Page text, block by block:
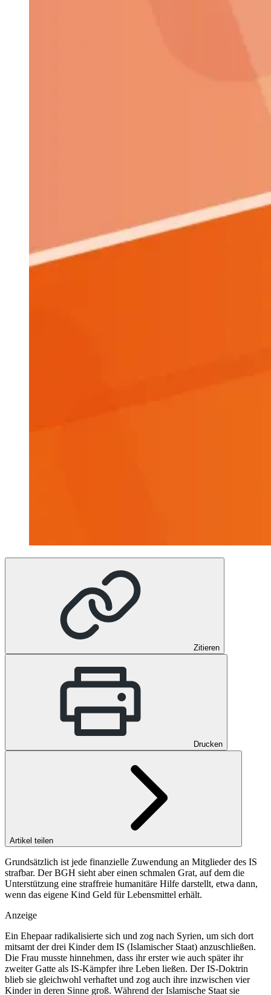
Zitieren
Drucken
Artikel teilen
Grundsätzlich ist jede finanzielle Zuwendung an Mitglieder des IS
strafbar. Der BGH sieht aber einen schmalen Grat, auf dem die
Unterstützung eine straffreie humanitäre Hilfe darstellt, etwa dann,
wenn das eigene Kind Geld für Lebensmittel erhält.
Anzeige
Ein Ehepaar radikalisierte sich und zog nach Syrien, um sich dort
mitsamt der drei Kinder dem IS (Islamischer Staat) anzuschließen.
Die Frau musste hinnehmen, dass ihr erster wie auch später ihr
zweiter Gatte als IS-Kämpfer ihre Leben ließen. Der IS-Doktrin
blieb sie gleichwohl verhaftet und zog auch ihre inzwischen vier
Kinder in deren Sinne groß. Während der Islamische Staat sie